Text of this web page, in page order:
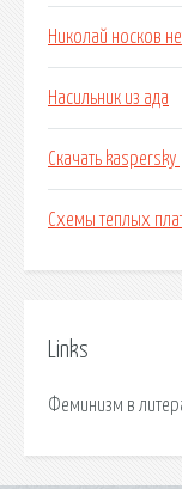
Николай носков
Насильник из ада
Скачать
Схемы теплых
Links
Феминизм в